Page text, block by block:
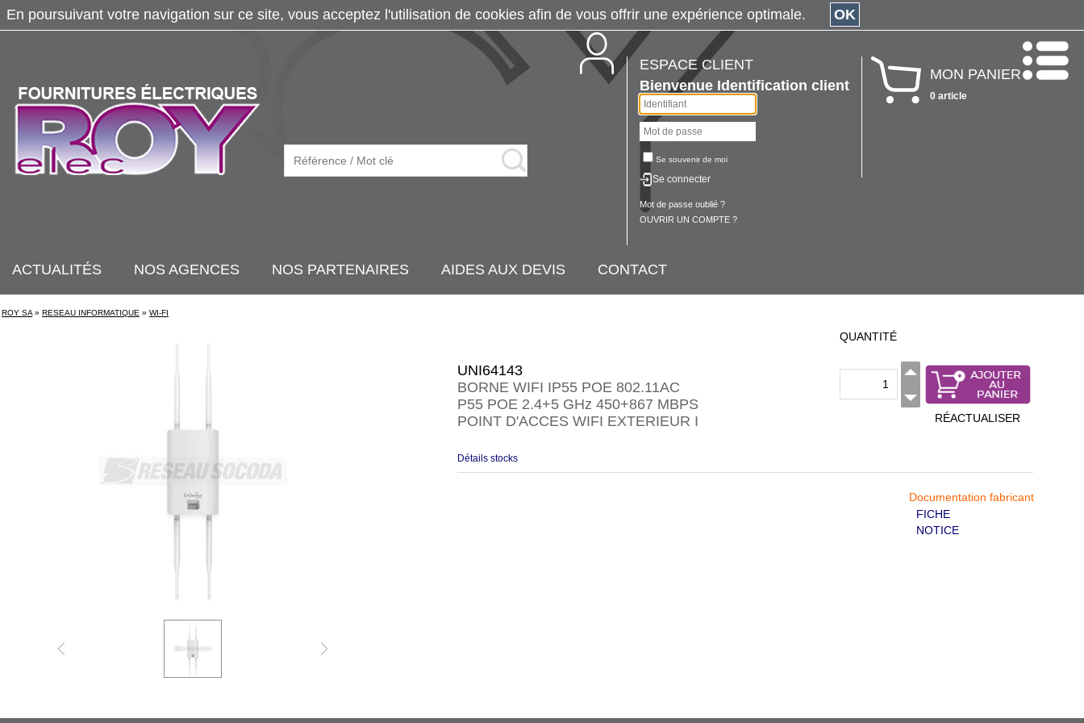
ESPACE CLIENT
Bienvenue Identification client
Se souvenir de moi
Se connecter
Mot de passe oublié ?
OUVRIR UN COMPTE ?
MON PANIER
0 article
ACTUALITÉS NOS AGENCES NOS PARTENAIRES AIDES AUX DEVIS CONTACT
ROY SA » RESEAU INFORMATIQUE » WI-FI
UNI64143
BORNE WIFI IP55 POE 802.11AC
P55 POE 2.4+5 GHz 450+867 MBPS
POINT D'ACCES WIFI EXTERIEUR I
QUANTITÉ
RÉACTUALISER
Détails stocks
Documentation fabricant
FICHE
NOTICE
En poursuivant votre navigation sur ce site, vous acceptez l'utilisation de cookies afin de vous offrir une expérience optimale. OK